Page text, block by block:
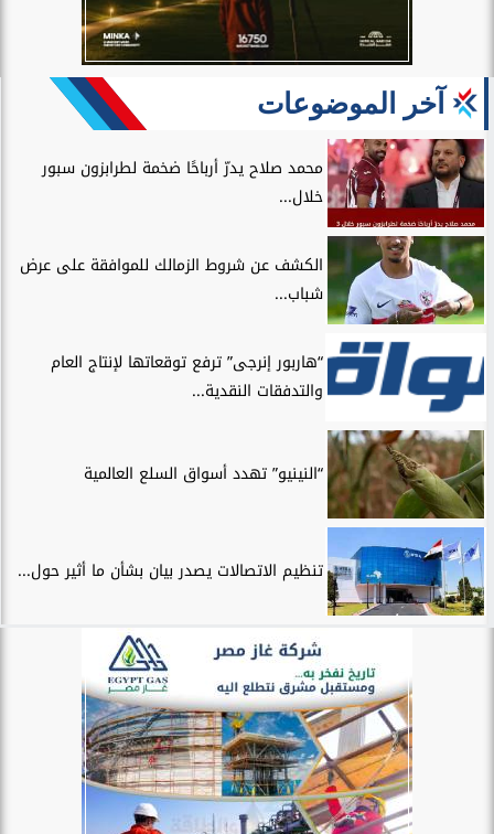
آخر الموضوعات
محمد صلاح يدرّ أرباحًا ضخمة لطرابزون سبور
خلال...
الكشف عن شروط الزمالك للموافقة على عرض
شباب...
“هاربور إنرجى” ترفع توقعاتها لإنتاج العام
والتدفقات النقدية...
“النينيو” تهدد أسواق السلع العالمية
تنظيم الاتصالات يصدر بيان بشأن ما أثير حول...